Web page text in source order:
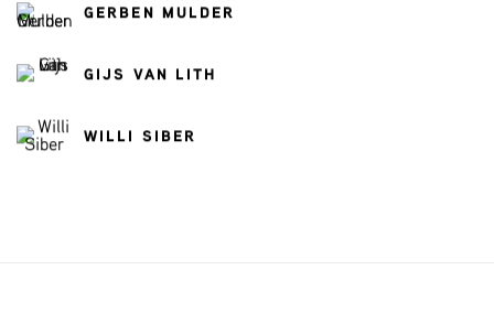
GERBEN MULDER
GIJS VAN LITH
WILLI SIBER